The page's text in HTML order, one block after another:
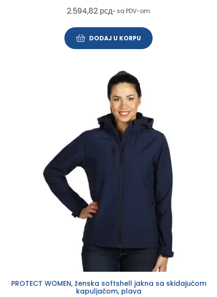
2.594,82 рсд~ sa PDV-om
DODAJ U KORPU
PROTECT WOMEN, ženska softshell jakna sa skidajućom
kapuljačom, plava